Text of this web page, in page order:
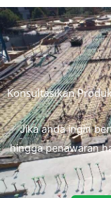
Konsultasikan
Jika anda ingin
hingga penawaran